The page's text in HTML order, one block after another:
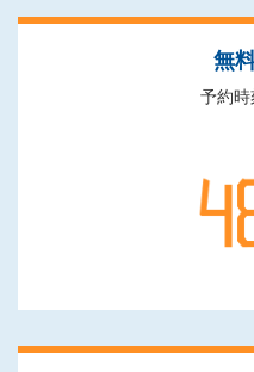
無
予約